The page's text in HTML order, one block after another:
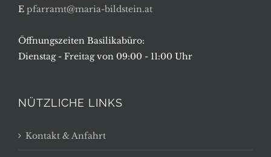
E pfarramt@maria-bildstein.at
Öffnungszeiten Basilikabüro:
Dienstag - Freitag von 09:00 - 11:00 Uhr
NÜTZLICHE LINKS
Kontakt & Anfahrt